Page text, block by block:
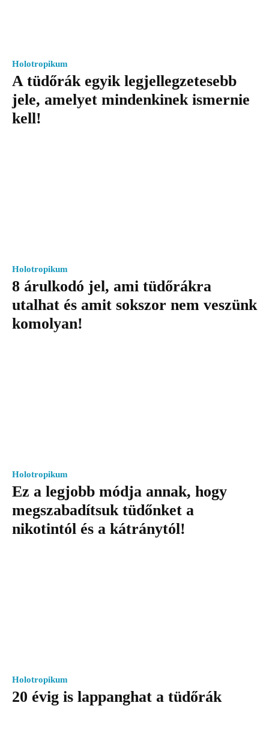
Holotropikum
A tüdőrák egyik legjellegzetesebb
jele, amelyet mindenkinek ismernie
kell!
Holotropikum
8 árulkodó jel, ami tüdőrákra
utalhat és amit sokszor nem veszünk
komolyan!
Holotropikum
Ez a legjobb módja annak, hogy
megszabadítsuk tüdőnket a
nikotintól és a kátránytól!
Holotropikum
20 évig is lappanghat a tüdőrák